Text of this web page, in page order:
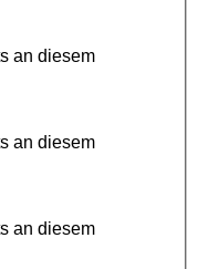
an diesem
an diesem
an diesem